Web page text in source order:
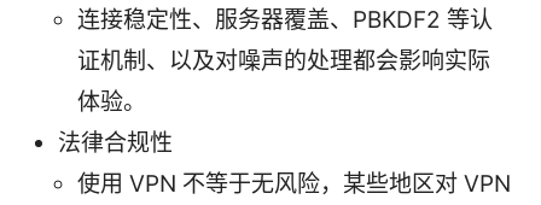
连接稳定性、服务器覆盖、PBKDF2 等认
证机制、以及对噪声的处理都会影响实际
体验。
法律合规性
使用 VPN 不等于无风险，某些地区对 VPN